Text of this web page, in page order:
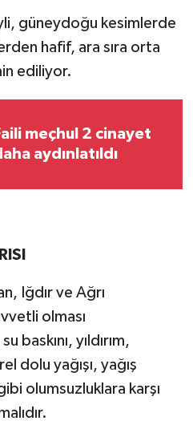
güneydoğu kesimlerde
hafif, ara sıra orta
ediliyor.
meçhul 2 cinayet
aydınlatıldı
Iğdır ve Ağrı
olması
baskını, yıldırım,
dolu yağışı, yağış
olumsuzluklara karşı